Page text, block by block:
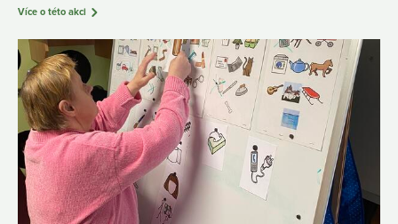
Více o této akci